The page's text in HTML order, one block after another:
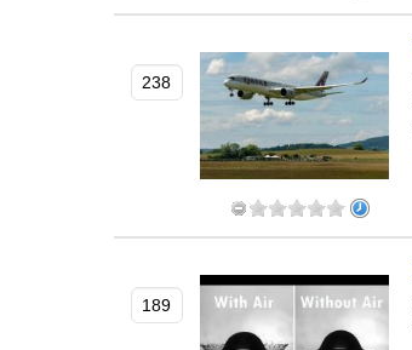
238
189